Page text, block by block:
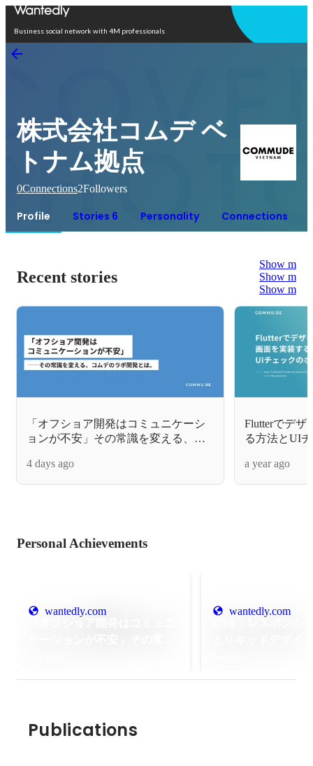
Business social network with 4M professionals
株式会社コムデ ベ
トナム拠点
0Connections2Followers
Profile Stories 6 Personality Connections
Recent stories
Show more
Show more
Show more
「オフショア開発はコミュニケーシ
ョンが不安」その常識を変える、コ
4 days ago
Flutterでデザ
る方法とUI
a year ago
Personal Achievements
wantedly.com wantedly.com
Publications